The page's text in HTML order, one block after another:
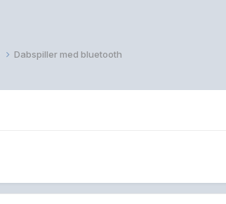
Dabspiller med bluetooth